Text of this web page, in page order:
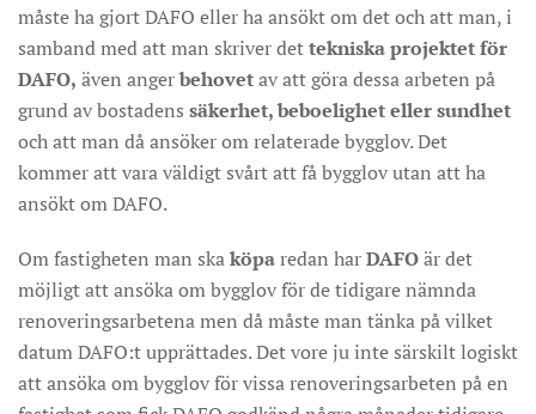
måste ha gjort DAFO eller ha ansökt om det och att man, i
samband med att man skriver dettekniska projektet för
DAFO, även angerbehovetav att göra dessa arbeten på
grund av bostadens säkerhet, beboelighet eller sundhet
och att man då ansöker om relaterade bygglov. Det
kommer att vara väldigt svårt att få bygglov utan att ha
ansökt om DAFO.
Om fastigheten man skaköparedan harDAFOär det
möjligt att ansöka om bygglov för de tidigare nämnda
renoveringsarbetena men då måste man tänka på vilket
datum DAFO:t upprättades. Det vore ju inte särskilt logiskt
att ansöka om bygglov för vissa renoveringsarbeten på en